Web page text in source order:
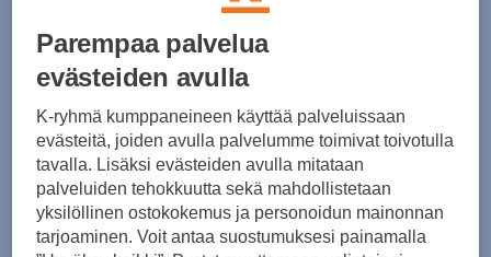
30pv alin hinta: 165€
Norm. hinta:
Hoka
Parempaa palvelua
evästeiden avulla
K-ryhmä kumppaneineen käyttää palveluissaan
evästeitä, joiden avulla palvelumme toimivat toivotulla
tavalla. Lisäksi evästeiden avulla mitataan
palveluiden tehokkuutta sekä mahdollistetaan
yksilöllinen ostokokemus ja personoidun mainonnan
tarjoaminen. Voit antaa suostumuksesi painamalla